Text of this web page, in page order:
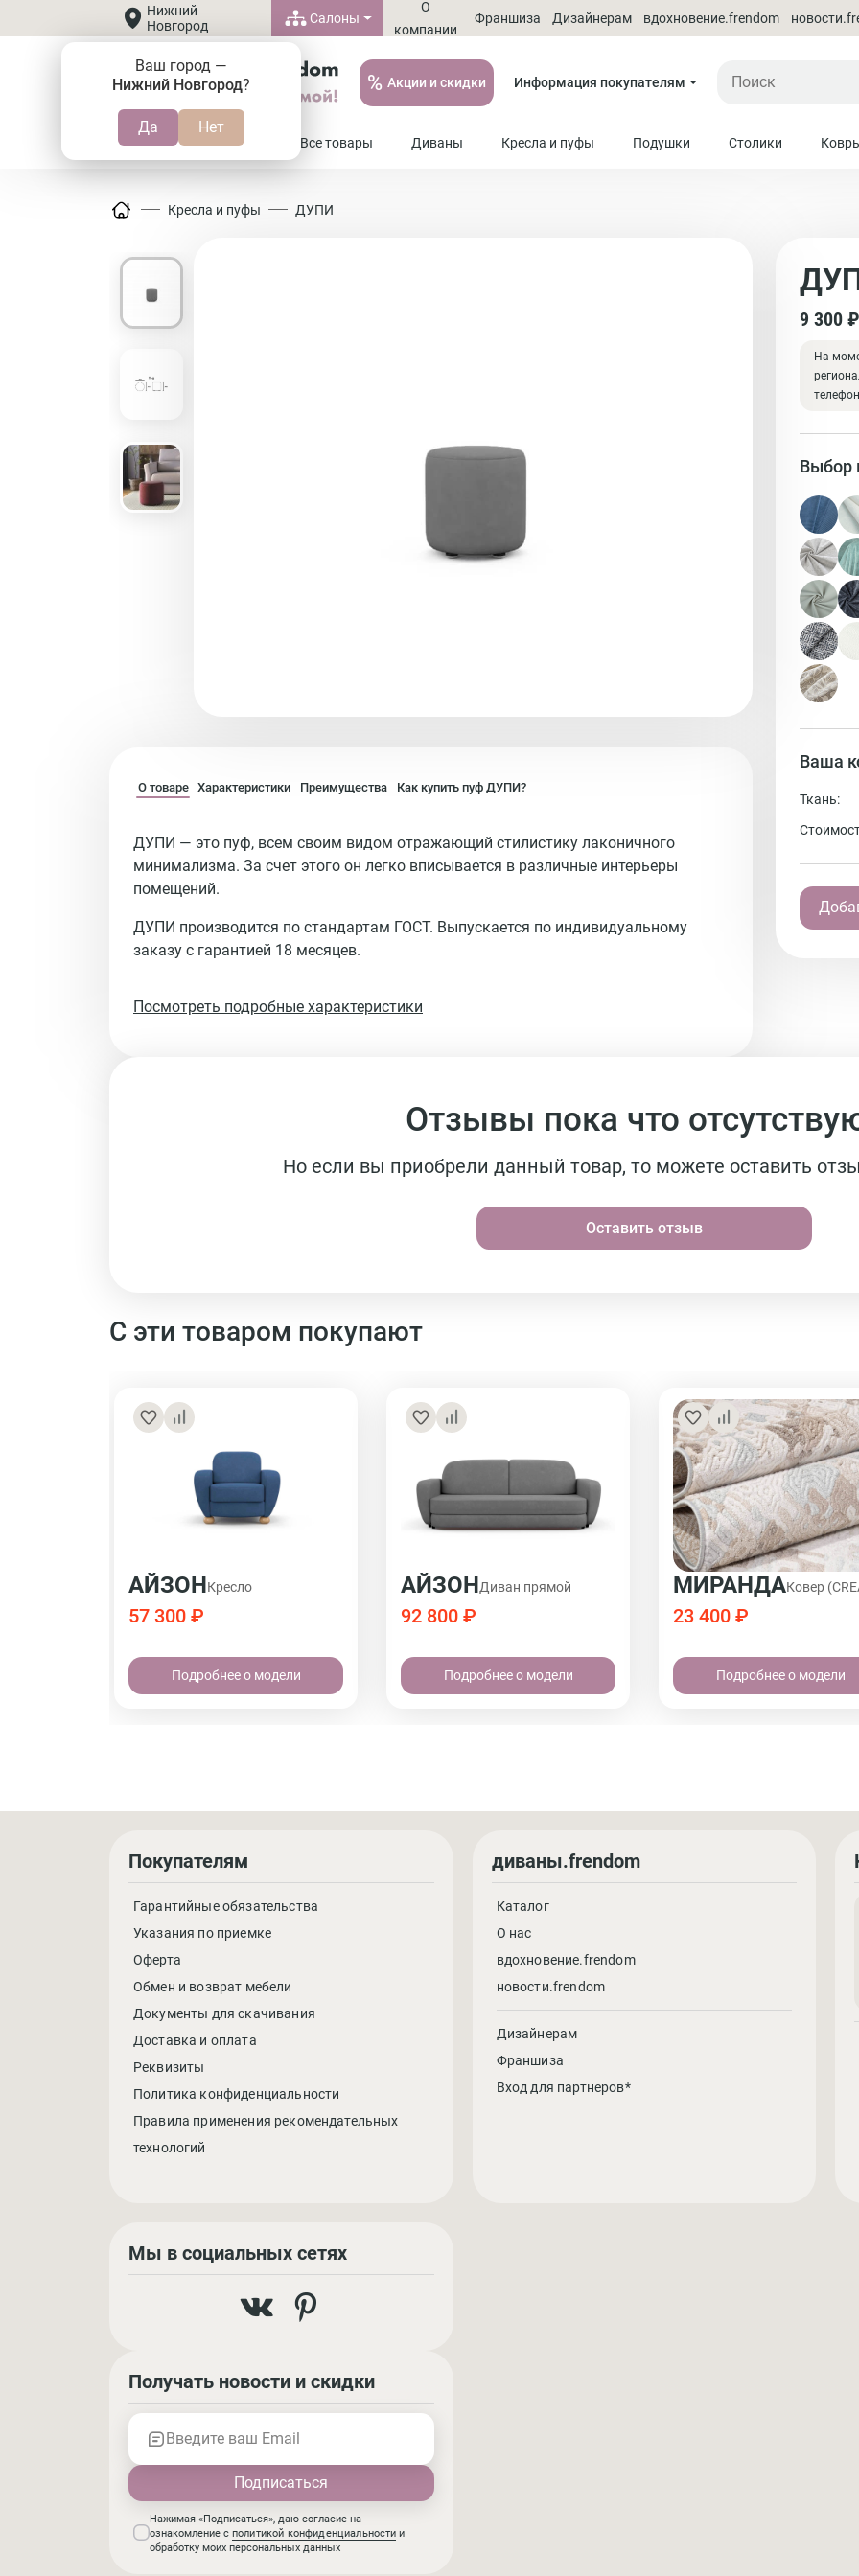
Нижний
Новгород
Ваш город —
Нижний Новгород?
Салоны
О
компании
Франшиза Дизайнерам вдохновение.frendom
% Акции и скидки Информация покупателям
8 (800) 505-37-20 Все товары Диваны Кресла и пуфы Подушки Столики
Кресла и пуфы ДУПИ
О товаре Характеристики Преимущества Как купить пуфДУПИ?
ДУПИ — это пуф, всем своим видом отражающий стилистику лаконичного
минимализма. За счет этого он легко вписывается в различные интерьеры
помещений.
ДУПИ производится по стандартам ГОСТ. Выпускается по индивидуальному
заказу с гарантией 18 месяцев.
Посмотреть подробные характеристики
9 300
На
Выбор
Ваша
Ткань:
Отзывы пока что
Но если вы приобрели данный товар, то можете оставить
Оставить отзыв
С эти товаром покупают
АЙЗОНКресло
57 300 ₽
Подробнее о модели
АЙЗОНДиван прямой
92 800 ₽
Подробнее о модели
МИРАНДАКовер
23 400 ₽
Подробнее о модели
Покупателям
Гарантийные обязательства
Указания по приемке
Оферта
Обмен и возврат мебели
Документы для скачивания
Доставка и оплата
Реквизиты
Политика конфиденциальности
Правила применения рекомендательных
технологий
диваны.frendom
Каталог
О нас
вдохновение.frendom
новости.frendom
Дизайнерам
Франшиза
Вход для партнеров*
Мы в социальных сетях
Получать новости и скидки
Введите ваш Email
Нажимая «Подписаться», даю согласие на
ознакомление с политикой конфиденциальности и
обработку моих персональных данных